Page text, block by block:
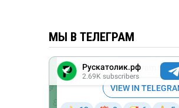
МЫ В ТЕЛЕГРАМ